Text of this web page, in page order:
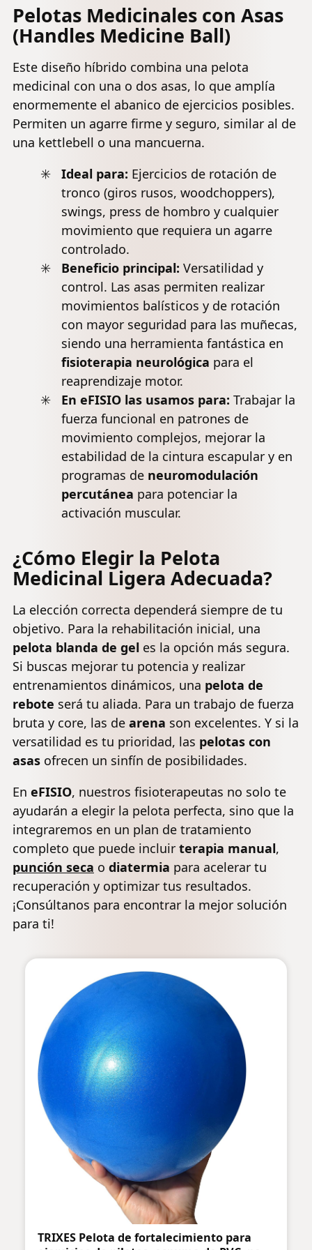
Pelotas Medicinales con Asas
(Handles Medicine Ball)
Este diseño híbrido combina una pelota
medicinal con una o dos asas, lo que amplía
enormemente el abanico de ejercicios posibles.
Permiten un agarre firme y seguro, similar al de
una kettlebell o una mancuerna.
Ideal para: Ejercicios de rotación de
tronco (giros rusos, woodchoppers),
swings, press de hombro y cualquier
movimiento que requiera un agarre
controlado.
Beneficio principal: Versatilidad y
control. Las asas permiten realizar
movimientos balísticos y de rotación
con mayor seguridad para las muñecas,
siendo una herramienta fantástica en
fisioterapia neurológica para el
reaprendizaje motor.
En eFISIO las usamos para: Trabajar la
fuerza funcional en patrones de
movimiento complejos, mejorar la
estabilidad de la cintura escapular y en
programas de neuromodulación
percutánea para potenciar la
activación muscular.
¿Cómo Elegir la Pelota
Medicinal Ligera Adecuada?
La elección correcta dependerá siempre de tu
objetivo. Para la rehabilitación inicial, una
pelota blanda de gel es la opción más segura.
Si buscas mejorar tu potencia y realizar
entrenamientos dinámicos, una pelota de
rebote será tu aliada. Para un trabajo de fuerza
bruta y core, las de arena son excelentes. Y si la
versatilidad es tu prioridad, las pelotas con
asas ofrecen un sinfín de posibilidades.
En eFISIO, nuestros fisioterapeutas no solo te
ayudarán a elegir la pelota perfecta, sino que la
integraremos en un plan de tratamiento
completo que puede incluir terapia manual,
punción seca o diatermia para acelerar tu
recuperación y optimizar tus resultados.
¡Consúltanos para encontrar la mejor solución
para ti!
TRIXES Pelota de fortalecimiento para